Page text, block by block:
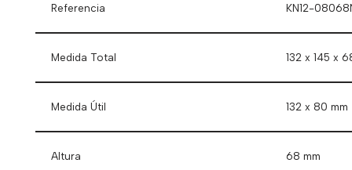
Referencia KN12-
Medida Total 132 x 145 x
Medida Útil 132 x 80 mm
Altura 68 mm